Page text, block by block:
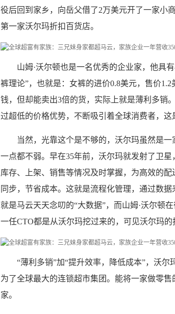
役后回到家乡，向岳父借了2万美元开了一家小
第一家沃尔玛折扣百货店。
山姆·沃尔顿也是一名优秀的企业家，他具
裤理论”，也就是：女裤的进价0.8美元，售价
钱，但却能卖出3倍的货，实际上就是薄利多销
过超低的价格优势，不断吸引着全球消费者，这
当然，光靠这个是不够的，沃尔玛虽然是
一点都不弱。早在35年前，沃尔玛就发射了卫
库存、上架、销售等情况及时掌握，为高效的
同步，节省成本。这就是流程化管理，通过数
就是马云天天念叨的“大数据”，而山姆·沃尔顿
一任CTO都是从沃尔玛挖过来的，可见沃尔玛的
“薄利多销”加“提升效率，降低成本”，沃
为了全球最大的连锁超市集团。能将一家做零
家。